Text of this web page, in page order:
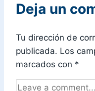
Deja un
Tu dirección de
publicada. Los
marcados con *